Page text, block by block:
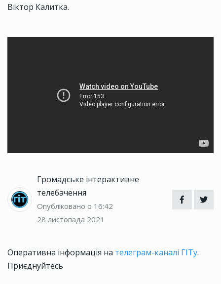
Віктор Калитка.
Громадське інтерактивне
телебачення
Опубліковано о 16:42
28 листопада 2021
Оперативна інформація на телеграм-каналі ГІТу.
Приєднуйтесь